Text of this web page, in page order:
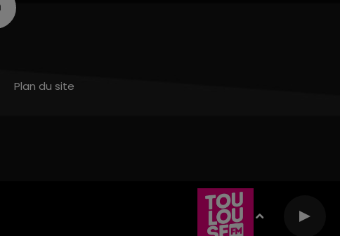
Plan du site